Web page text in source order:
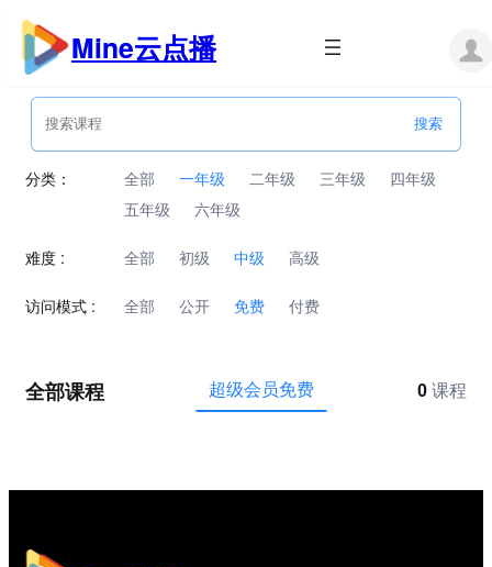
跳
内
Mine云点播
分类： 全部 一年级 二年级 三年级
四年级
五年级
六年级
难度 : 全部 初级 中级 高级
访问模式 : 全部 公开 免费 付费
全部课程 超级会员免费 0 课程